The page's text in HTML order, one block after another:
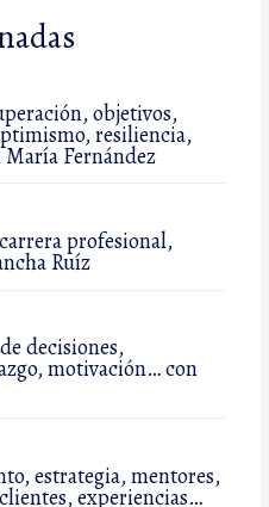
objetivos,
resiliencia,
Fernández
profesional,
Ruíz
decisiones,
motivación… con
estrategia, mentores,
experiencias…